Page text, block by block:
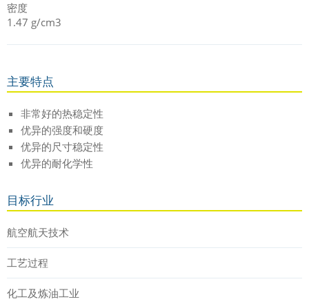
密度
1.47 g/cm3
主要特点
非常好的热稳定性
优异的强度和硬度
优异的尺寸稳定性
优异的耐化学性
目标行业
航空航天技术
工艺过程
化工及炼油工业